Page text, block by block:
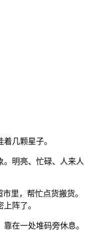
几颗星子。
。明亮、忙碌、人来人
里，帮忙点货搬货。
阵了。
在一处堆码旁休息。